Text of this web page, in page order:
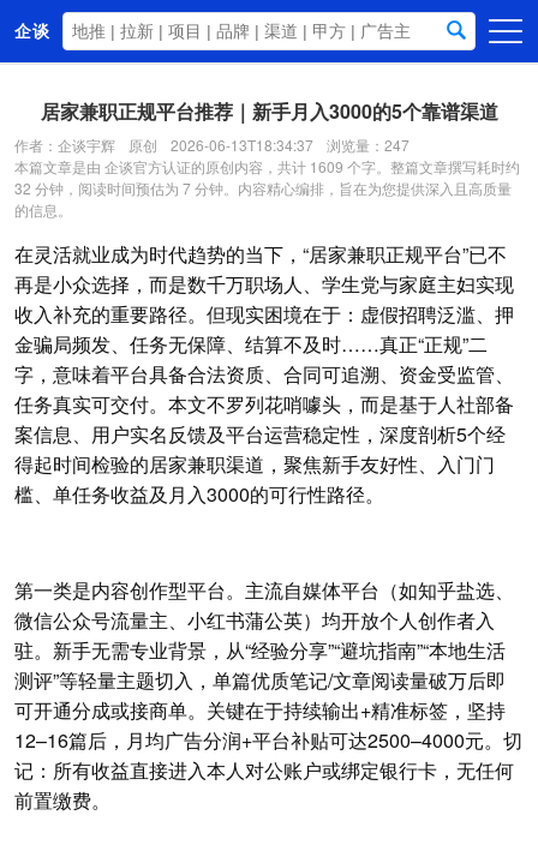
企谈
资讯动态
关于我们
居家兼职正规平台推荐｜新手月入3000的5个靠谱渠道
作者：企谈宇辉 原创 2026-06-13T18:34:37
浏览量：247
本篇文章是由 企谈官方认证的原创内容，共计 1609 个字。整篇文章撰写耗时约
32 分钟，阅读时间预估为 7 分钟。内容精心编排，旨在为您提供深入且高质量
的信息。
在灵活就业成为时代趋势的当下，“居家兼职正规平台”已不
再是小众选择，而是数千万职场人、学生党与家庭主妇实现
收入补充的重要路径。但现实困境在于：虚假招聘泛滥、押
金骗局频发、任务无保障、结算不及时……真正“正规”二
字，意味着平台具备合法资质、合同可追溯、资金受监管、
任务真实可交付。本文不罗列花哨噱头，而是基于人社部备
案信息、用户实名反馈及平台运营稳定性，深度剖析5个经
得起时间检验的居家兼职渠道，聚焦新手友好性、入门门
槛、单任务收益及月入3000的可行性路径。
第一类是内容创作型平台。主流自媒体平台（如知乎盐选、
微信公众号流量主、小红书蒲公英）均开放个人创作者入
驻。新手无需专业背景，从“经验分享”“避坑指南”“本地生活
测评”等轻量主题切入，单篇优质笔记/文章阅读量破万后即
可开通分成或接商单。关键在于持续输出+精准标签，坚持
12–16篇后，月均广告分润+平台补贴可达2500–4000元。切
记：所有收益直接进入本人对公账户或绑定银行卡，无任何
前置缴费。